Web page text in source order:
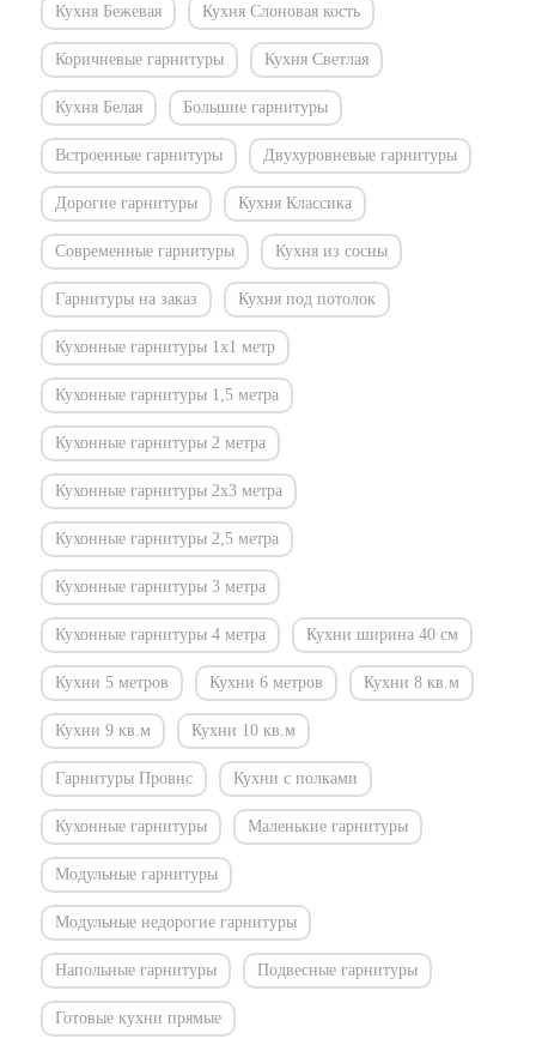
Кухня Бежевая Кухня Слоновая кость
Коричневые гарнитуры Кухня Светлая
Кухня Белая Большие гарнитуры
Встроенные гарнитуры Двухуровневые гарнитуры
Дорогие гарнитуры Кухня Классика
Современные гарнитуры Кухня из сосны
Гарнитуры на заказ Кухня под потолок
Кухонные гарнитуры 1х1 метр
Кухонные гарнитуры 1,5 метра
Кухонные гарнитуры 2 метра
Кухонные гарнитуры 2х3 метра
Кухонные гарнитуры 2,5 метра
Кухонные гарнитуры 3 метра
Кухонные гарнитуры 4 метра Кухни ширина 40 см
Кухни 5 метров Кухни 6 метров Кухни 8 кв.м
Кухни 9 кв.м Кухни 10 кв.м
Гарнитуры Провнс Кухни с полками
Кухонные гарнитуры Маленькие гарнитуры
Модульные гарнитуры
Модульные недорогие гарнитуры
Напольные гарнитуры Подвесные гарнитуры
Готовые кухни прямые